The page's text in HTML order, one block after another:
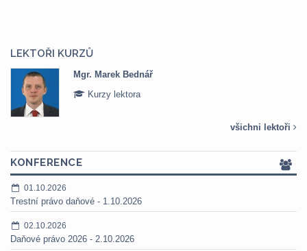
LEKTOŘI KURZŮ
Mgr. Marek Bednář
Kurzy lektora
všichni lektoři
KONFERENCE
01.10.2026
Trestní právo daňové - 1.10.2026
02.10.2026
Daňové právo 2026 - 2.10.2026